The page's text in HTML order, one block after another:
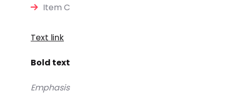
Item C
Text link
Bold text
Emphasis